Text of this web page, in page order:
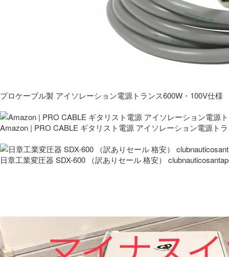
プロケーブル製 アイソレーション電源トランス600W・100V仕様
Amazon | PRO CABLE ギタリスト電源 アイソレーション電源ト
日章工業変圧器 SDX-600 （訳ありセール 格安）